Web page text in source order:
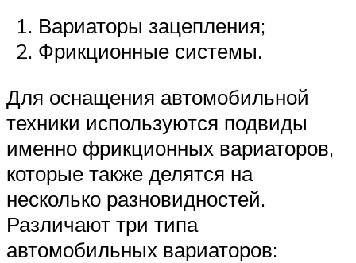
Вариаторы зацепления;
Фрикционные системы.
Для оснащения автомобильной
техники используются подвиды
именно фрикционных вариаторов,
которые также делятся на
несколько разновидностей.
Различают три типа
автомобильных вариаторов: